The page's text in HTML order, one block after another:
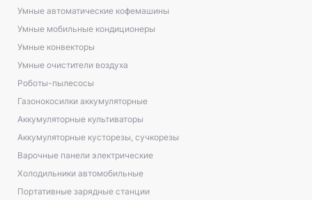
Умные автоматические кофемашины
Умные мобильные кондиционеры
Умные конвекторы
Умные очистители воздуха
Роботы-пылесосы
Газонокосилки аккумуляторные
Аккумуляторные культиваторы
Аккумуляторные кусторезы, сучкорезы
Варочные панели электрические
Холодильники автомобильные
Портативные зарядные станции